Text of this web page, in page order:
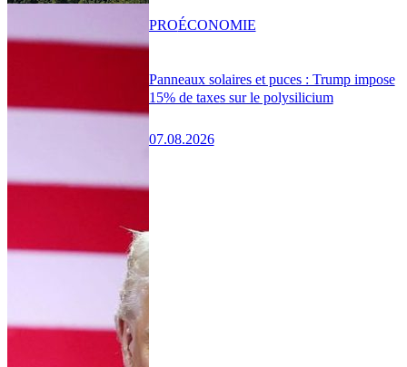
Panneaux solaires et puces : Trump impose
15% de taxes sur le polysilicium
07.08.2026
PROÉCONOMIE